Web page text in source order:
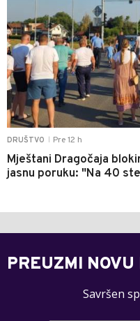
DRUŠTVO Pre 12 h
Mještani Dragočaja
jasnu poruku: "Na 40
PREUZMI
Savršen